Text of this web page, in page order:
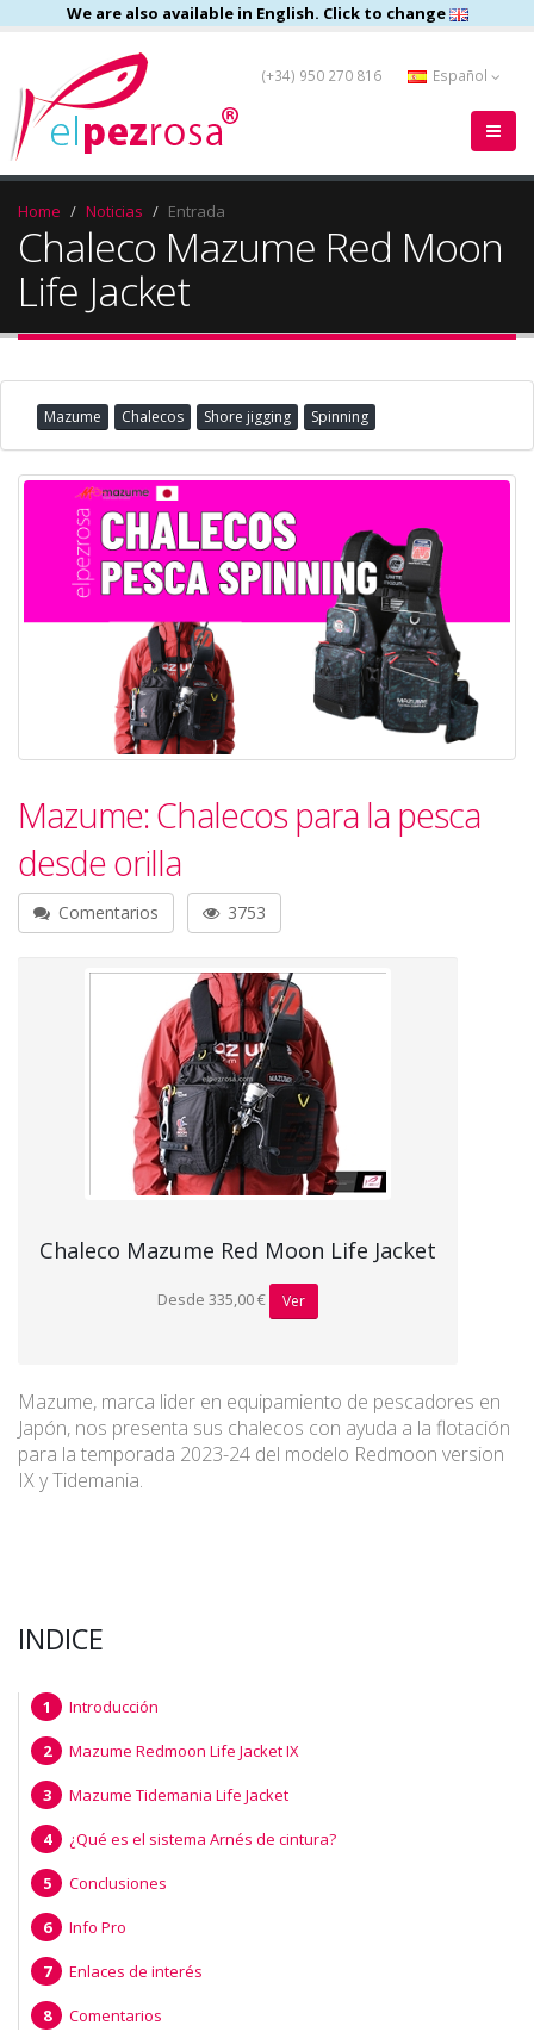
We are also available in English. Click to change
(+34) 950 270 816 Español
Home Noticias Entrada
Chaleco Mazume Red Moon
Life Jacket
Mazume Chalecos Shore jigging Spinning
Mazume: Chalecos para la pesca
desde orilla
Comentarios 3753
Chaleco Mazume Red Moon Life Jacket
Desde 335,00 € Ver
Mazume, marca lider en equipamiento de pescadores en
Japón, nos presenta sus chalecos con ayuda a la flotación
para la temporada 2023-24 del modelo Redmoon version
IX y Tidemania.
INDICE
Introducción
Mazume Redmoon Life Jacket IX
Mazume Tidemania Life Jacket
¿Qué es el sistema Arnés de cintura?
Conclusiones
Info Pro
Enlaces de interés
Comentarios